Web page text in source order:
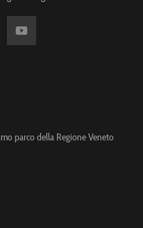
parco della Regione Veneto